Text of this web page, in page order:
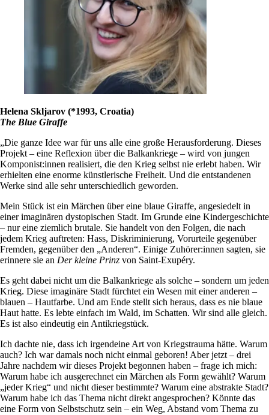
Helena Skljarov (*1993, Croatia)
The Blue Giraffe
„Die ganze Idee war für uns alle eine große Herausforderung. Dieses
Projekt – eine Reflexion über die Balkankriege – wird von jungen
Komponist:innen realisiert, die den Krieg selbst nie erlebt haben. Wir
erhielten eine enorme künstlerische Freiheit. Und die entstandenen
Werke sind alle sehr unterschiedlich geworden.
Mein Stück ist ein Märchen über eine blaue Giraffe, angesiedelt in
einer imaginären dystopischen Stadt. Im Grunde eine Kindergeschichte
– nur eine ziemlich brutale. Sie handelt von den Folgen, die nach
jedem Krieg auftreten: Hass, Diskriminierung, Vorurteile gegenüber
Fremden, gegenüber den „Anderen“. Einige Zuhörer:innen sagten, sie
erinnere sie an Der kleine Prinz von Saint-Exupéry.
Es geht dabei nicht um die Balkankriege als solche – sondern um jeden
Krieg. Diese imaginäre Stadt fürchtet ein Wesen mit einer anderen –
blauen – Hautfarbe. Und am Ende stellt sich heraus, dass es nie blaue
Haut hatte. Es lebte einfach im Wald, im Schatten. Wir sind alle gleich.
Es ist also eindeutig ein Antikriegstück.
Ich dachte nie, dass ich irgendeine Art von Kriegstrauma hätte. Warum
auch? Ich war damals noch nicht einmal geboren! Aber jetzt – drei
Jahre nachdem wir dieses Projekt begonnen haben – frage ich mich:
Warum habe ich ausgerechnet ein Märchen als Form gewählt? Warum
„jeder Krieg“ und nicht dieser bestimmte? Warum eine abstrakte Stadt?
Warum habe ich das Thema nicht direkt angesprochen? Könnte das
eine Form von Selbstschutz sein – ein Weg, Abstand vom Thema zu